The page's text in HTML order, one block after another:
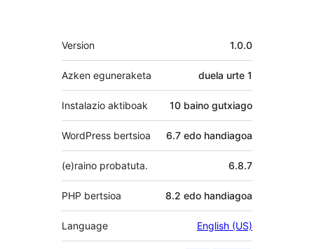
Meta
Version 1.0.0
Azken eguneraketa duela urte 1
Instalazio aktiboak 10 baino gutxiago
WordPress bertsioa 6.7 edo handiagoa
6.8.7
(e)raino probatuta.
PHP bertsioa 8.2 edo handiagoa
Language English (US)